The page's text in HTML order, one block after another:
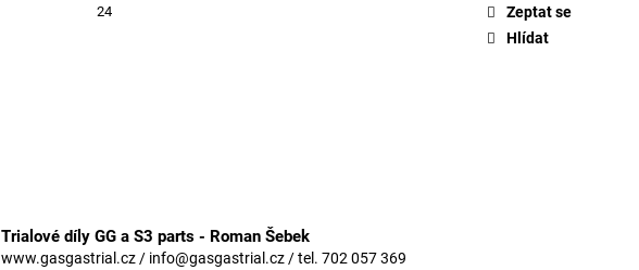
24
Zeptat se
Hlídat
Trialové díly GG a S3 parts - Roman Šebek
www.gasgastrial.cz / info@gasgastrial.cz / tel. 702 057 369